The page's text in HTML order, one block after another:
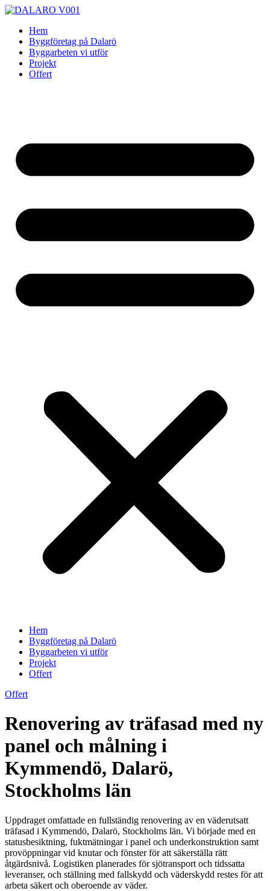
Skip
contentHem
Byggföretag på Dalarö
Byggarbeten vi utför
Projekt
Offert
Hem
Byggföretag på Dalarö
Byggarbeten vi utför
Projekt
Offert
Offert
Renovering av träfasad med ny
panel och målning i
Kymmendö, Dalarö,
Stockholms län
Uppdraget omfattade en fullständig renovering av en väderutsatt
träfasad i Kymmendö, Dalarö, Stockholms län. Vi började med en
statusbesiktning, fuktmätningar i panel och underkonstruktion samt
provöppningar vid knutar och fönster för att säkerställa rätt
åtgärdsnivå. Logistiken planerades för sjötransport och tidssatta
leveranser, och ställning med fallskydd och väderskydd restes för att
arbeta säkert och oberoende av väder.